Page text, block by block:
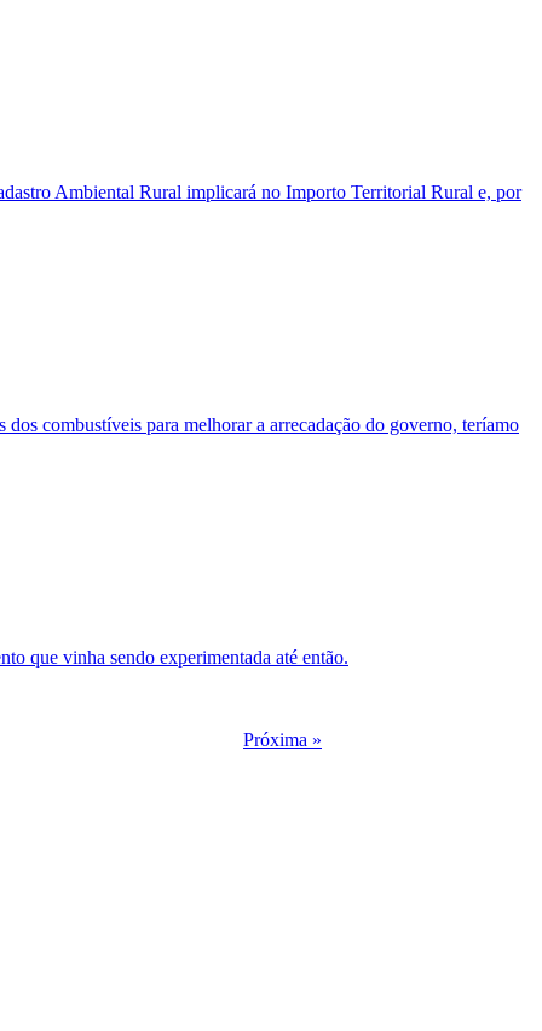
Ambiental Rural implicará no Importo Territorial Rural e, por
combustíveis para melhorar a arrecadação do governo, teríamo
que vinha sendo experimentada até então.
Próxima »